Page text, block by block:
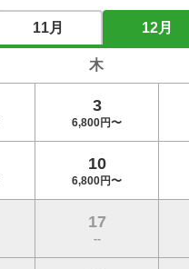
11月 12月
木
3
6,800円〜
10
6,800円〜
17
--